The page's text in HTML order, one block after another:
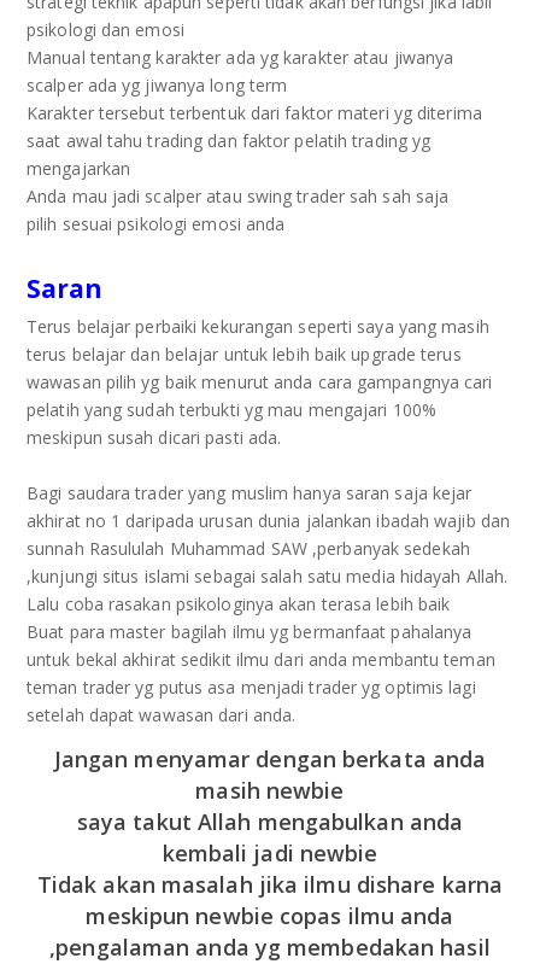
psikologi dan emosi
Manual tentang karakter ada yg karakter atau jiwanya
scalper ada yg jiwanya long term
Karakter tersebut terbentuk dari faktor materi yg diterima
saat awal tahu trading dan faktor pelatih trading yg
mengajarkan
Anda mau jadi scalper atau swing trader sah sah saja
pilih sesuai psikologi emosi anda
Saran
Terus belajar perbaiki kekurangan seperti saya yang masih
terus belajar dan belajar untuk lebih baik upgrade terus
wawasan pilih yg baik menurut anda cara gampangnya cari
pelatih yang sudah terbukti yg mau mengajari 100%
meskipun susah dicari pasti ada.
Bagi saudara trader yang muslim hanya saran saja kejar
akhirat no 1 daripada urusan dunia jalankan ibadah wajib dan
sunnah Rasululah Muhammad SAW ,perbanyak sedekah
,kunjungi situs islami sebagai salah satu media hidayah Allah.
Lalu coba rasakan psikologinya akan terasa lebih baik
Buat para master bagilah ilmu yg bermanfaat pahalanya
untuk bekal akhirat sedikit ilmu dari anda membantu teman
teman trader yg putus asa menjadi trader yg optimis lagi
setelah dapat wawasan dari anda.
Jangan menyamar dengan berkata anda
masih newbie
saya takut Allah mengabulkan anda
kembali jadi newbie
Tidak akan masalah jika ilmu dishare karna
meskipun newbie copas ilmu anda
,pengalaman anda yg membedakan hasil